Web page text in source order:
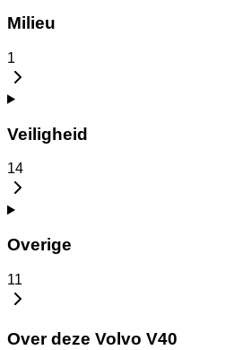
Milieu
1
Veiligheid
14
Overige
11
Over deze Volvo V40